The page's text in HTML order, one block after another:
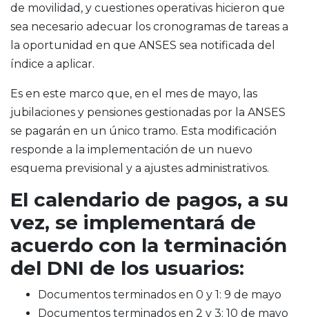
de movilidad, y cuestiones operativas hicieron que
sea necesario adecuar los cronogramas de tareas a
la oportunidad en que ANSES sea notificada del
índice a aplicar.
Es en este marco que, en el mes de mayo, las
jubilaciones y pensiones gestionadas por la ANSES
se pagarán en un único tramo. Esta modificación
responde a la implementación de un nuevo
esquema previsional y a ajustes administrativos.
El calendario de pagos, a su
vez, se implementará de
acuerdo con la terminación
del DNI de los usuarios:
Documentos terminados en 0 y 1: 9 de mayo
Documentos terminados en 2 y 3: 10 de mayo